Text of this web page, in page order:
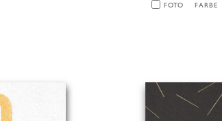
FOTO
FARBE